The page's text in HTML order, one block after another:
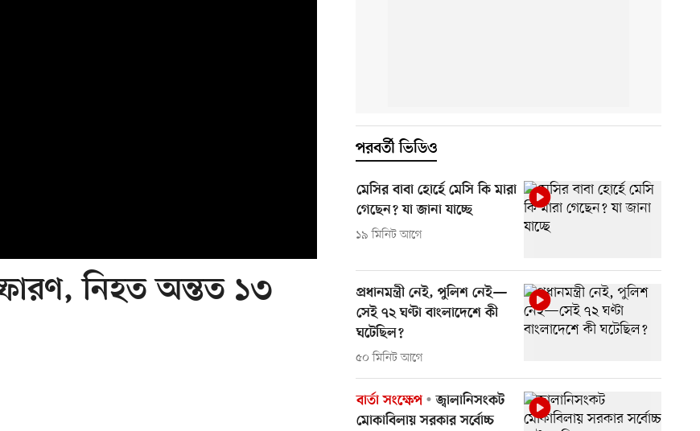
নিহত অন্তত ১৩
পরবর্তী ভিডিও
মেসির বাবা হোর্হে মেসি কি মারা
গেছেন? যা জানা যাচ্ছে
১৯ মিনিট আগে
প্রধানমন্ত্রী নেই, পুলিশ নেই—
সেই ৭২ ঘণ্টা বাংলাদেশে কী
ঘটেছিল?
৫০ মিনিট আগে
বার্তা সংক্ষেপ
জ্বালানিসংকট
মোকাবিলায় সরকার সর্বোচ্চ